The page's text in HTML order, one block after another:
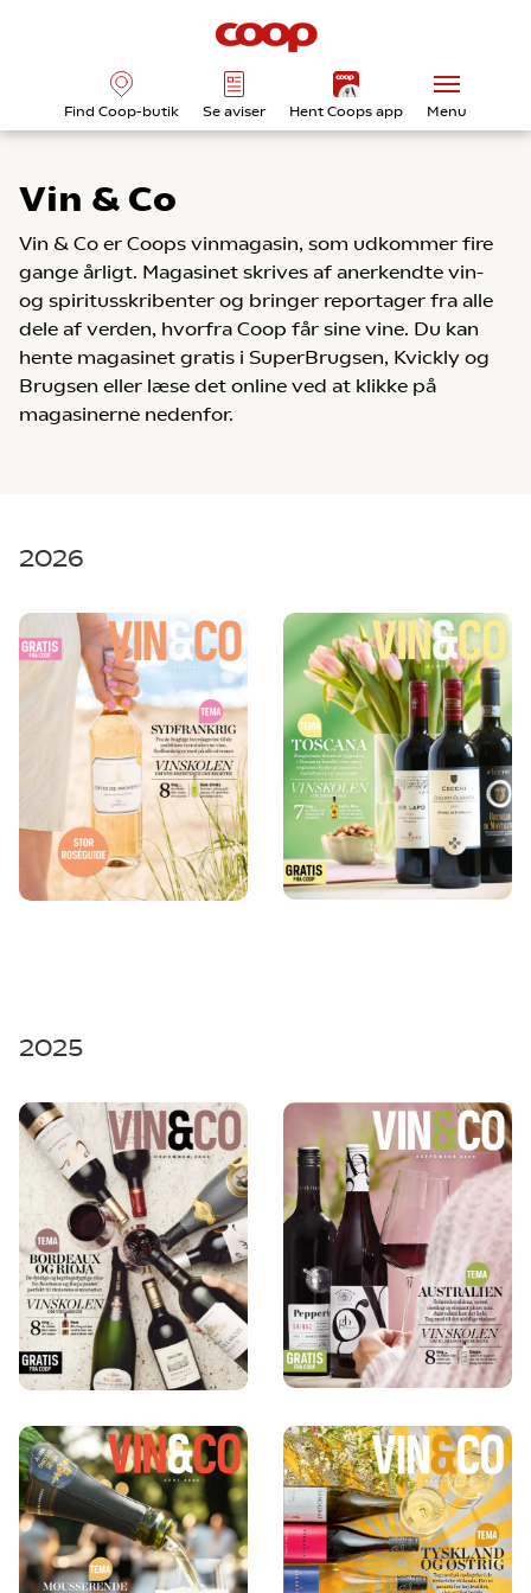
Find Coop-butik Se aviser Hent Coops app Menu
Vin & Co
Vin & Co er Coops vinmagasin, som udkommer fire
gange årligt. Magasinet skrives af anerkendte vin-
og spiritusskribenter og bringer reportager fra alle
dele af verden, hvorfra Coop får sine vine. Du kan
hente magasinet gratis i SuperBrugsen, Kvickly og
Brugsen eller læse det online ved at klikke på
magasinerne nedenfor.
2026
2025